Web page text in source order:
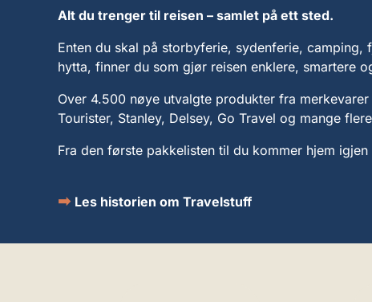
Alt du trenger til reisen – samlet på ett sted.
Enten du skal på storbyferie, sydenferie, camping,
hytta, finner du som gjør reisen enklere, smartere
Over 4.500 nøye utvalgte produkter fra
Tourister, Stanley, Delsey, Go Travel og mange
Fra den første pakkelisten til du kommer hjem
➡ Les historien om Travelstuff